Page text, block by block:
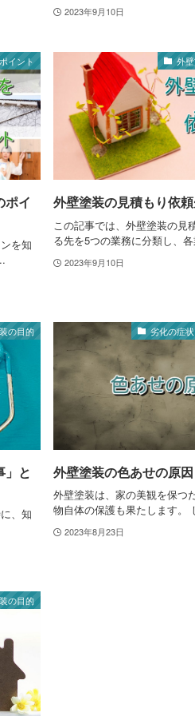
2023年9月10日
イント
ポイ
を知
外
外壁塗装の見積もり依
この記事では、外壁塗装の見
る先を5つの業務に分類し、
2023年9月10日
の目的
」と
、知
劣化の症
外壁塗装の色あせの原
外壁塗装は、家の美観を保つ
物自体の保護も果たします。
2023年8月23日
の目的